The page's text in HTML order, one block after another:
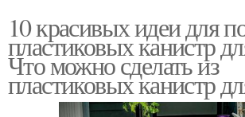
10 красивых идеи для
пластиковых канистр
Что можно сделать из
пластиковых канистр